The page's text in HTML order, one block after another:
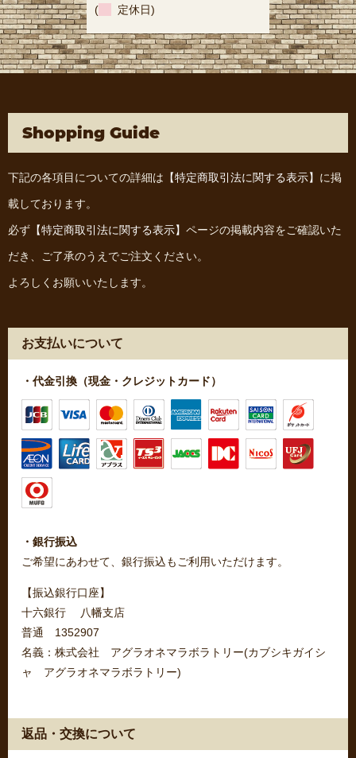
( 定休日)
Shopping Guide
下記の各項目についての詳細は 【特定商取引法に関する表示】 に掲
載しております。
必ず 【特定商取引法に関する表示】 ページの掲載内容をご確認いた
だき、ご了承のうえでご注文ください。
よろしくお願いいたします。
お支払いについて
・代金引換（現金・クレジットカード）
・銀行振込
ご希望にあわせて、銀行振込もご利用いただけます。
【振込銀行口座】
十六銀行 八幡支店
普通 1352907
名義：株式会社 アグラオネマラボラトリー(カブシキガイシ
ャ アグラオネマラボラトリー)
返品・交換について